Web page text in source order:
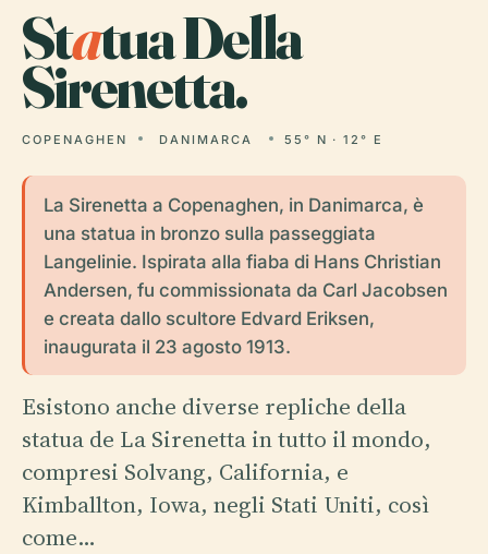
Statua Della
Sirenetta.
COPENAGHEN DANIMARCA 55° N · 12° E
La Sirenetta a Copenaghen, in Danimarca, è
una statua in bronzo sulla passeggiata
Langelinie. Ispirata alla fiaba di Hans Christian
Andersen, fu commissionata da Carl Jacobsen
e creata dallo scultore Edvard Eriksen,
inaugurata il 23 agosto 1913.
Esistono anche diverse repliche della
statua de La Sirenetta in tutto il mondo,
compresi Solvang, California, e
Kimballton, Iowa, negli Stati Uniti, così
come…